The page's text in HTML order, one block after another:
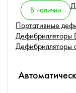
В наличии
Портативные
Дефибрилляторы
Дефибрилляторы